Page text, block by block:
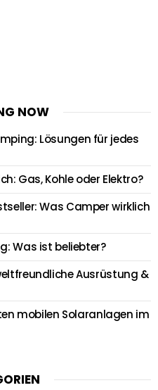
NOW
Lösungen für jedes
Gas, Kohle oder Elektro?
Was Camper wirklich
Was ist beliebter?
Ausrüstung &
mobilen Solaranlagen im